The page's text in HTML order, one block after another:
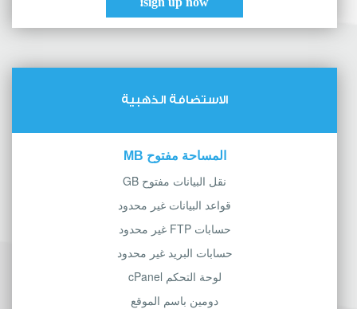
sign up now!
الاستضافة الذهبية
المساحة مفتوح MB
نقل البيانات مفتوح GB
قواعد البيانات غير محدود
حسابات FTP غير محدود
حسابات البريد غير محدود
لوحة التحكم cPanel
دومين باسم الموقع